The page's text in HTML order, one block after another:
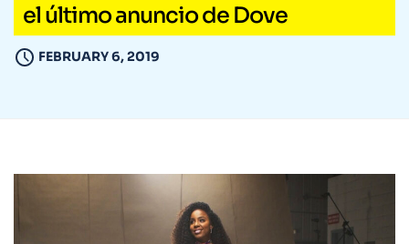
el último anuncio de Dove
FEBRUARY 6, 2019